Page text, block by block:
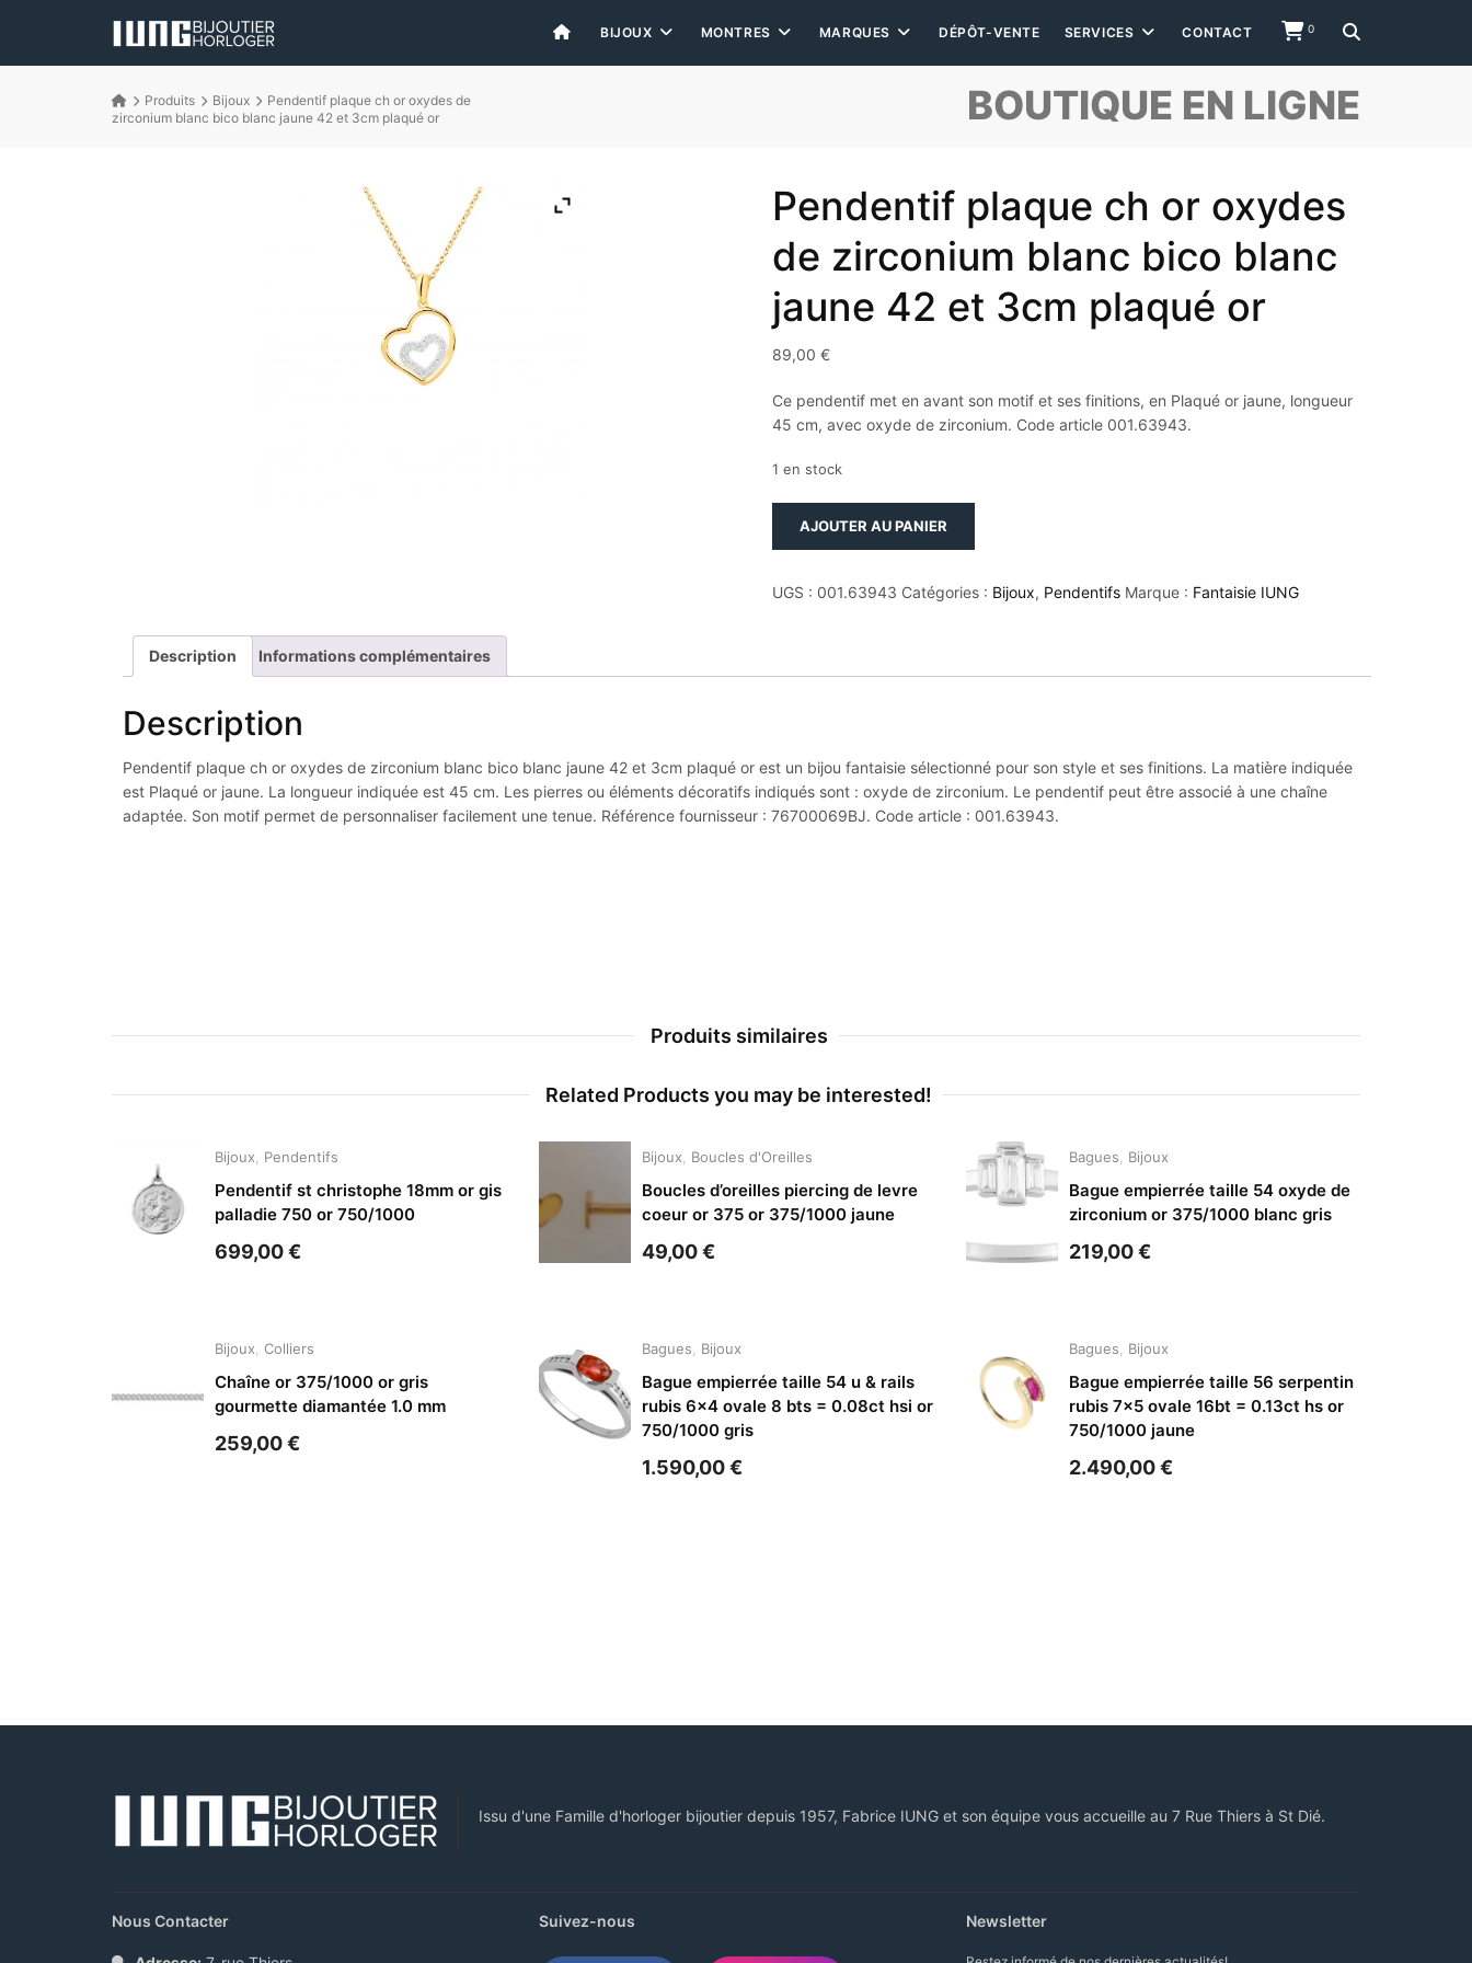
0
BIJOUX MONTRES MARQUES DÉPÔT-VENTE SERVICES CONTACT
BOUTIQUE EN LIGNE
Produits Bijoux
Pendentif plaque ch or oxydes de
zirconium blanc bico blanc jaune 42 et 3cm plaqué or
Pendentif plaque ch or oxydes
de zirconium blanc bico blanc
jaune 42 et 3cm plaqué or
89,00 €
Ce pendentif met en avant son motif et ses finitions, en Plaqué or jaune, longueur
45 cm, avec oxyde de zirconium. Code article 001.63943.
1 en stock
plaque
de
blanc
jaune
42
AJOUTER AU PANIER
UGS : 001.63943 Catégories : Bijoux, Pendentifs Marque : Fantaisie IUNG
Description Informations complémentaires
Description
Pendentif plaque ch or oxydes de zirconium blanc bico blanc jaune 42 et 3cm plaqué or est un bijou fantaisie sélectionné pour son style et ses finitions. La matière indiquée
est Plaqué or jaune. La longueur indiquée est 45 cm. Les pierres ou éléments décoratifs indiqués sont : oxyde de zirconium. Le pendentif peut être associé à une chaîne
adaptée. Son motif permet de personnaliser facilement une tenue. Référence fournisseur : 76700069BJ. Code article : 001.63943.
Produits similaires
Related Products you may be interested!
Bijoux Pendentifs
Pendentif st christophe 18mm or gis
palladie 750 or 750/1000
699,00€
Bijoux Colliers
Chaîne or 375/1000 or gris
gourmette diamantée 1.0 mm
259,00€
Bijoux Boucles d'Oreilles
Boucles d’oreilles piercing de levre
coeur or 375 or 375/1000 jaune
49,00€
Bagues Bijoux
Bague empierrée taille 54 u & rails
rubis 6×4 ovale 8 bts = 0.08ct hsi or
750/1000 gris
1.590,00€
Bagues Bijoux
Bague empierrée taille 54 oxyde de
zirconium or 375/1000 blanc gris
219,00€
Bagues Bijoux
Bague empierrée taille 56 serpentin
rubis 7×5 ovale 16bt = 0.13ct hs or
750/1000 jaune
2.490,00€
Issu d'une Famille d'horloger bijoutier depuis 1957, Fabrice IUNG et son équipe vous accueille au 7 Rue Thiers à St Dié.
Nous Contacter Suivez-nous Newsletter